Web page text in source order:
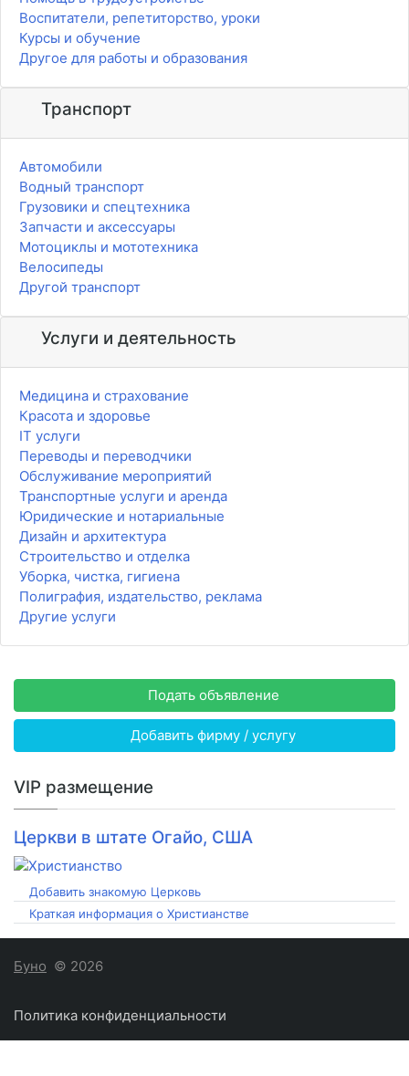
Воспитатели, репетиторство, уроки
Курсы и обучение
Другое для работы и образования
Транспорт
Автомобили
Водный транспорт
Грузовики и спецтехника
Запчасти и аксессуары
Мотоциклы и мототехника
Велосипеды
Другой транспорт
Услуги и деятельность
Медицина и страхование
Красота и здоровье
IT услуги
Переводы и переводчики
Обслуживание мероприятий
Транспортные услуги и аренда
Юридические и нотариальные
Дизайн и архитектура
Строительство и отделка
Уборка, чистка, гигиена
Полиграфия, издательство, реклама
Другие услуги
Подать объявление
Добавить фирму / услугу
VIP размещение
Церкви в штате Огайо, США
Добавить знакомую Церковь
Краткая информация о Христианстве
Буно © 2026
Политика конфиденциальности